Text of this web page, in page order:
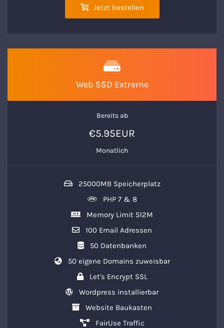
Jetzt bestellen
Web SSD Extreme
Bereits ab
€5.95EUR
Monatlich
25000MB Speicherplatz
PHP 7 & 8
Memory Limit 512M
100 Email Adressen
50 Datenbanken
50 eigene Domains zuweisbar
Let's Encrypt SSL
Wordpress installierbar
Website Baukasten
FairUse Traffic